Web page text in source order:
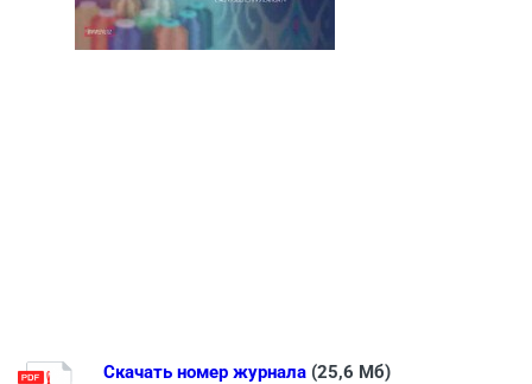
Скачать номер журнала (25,6 Мб)